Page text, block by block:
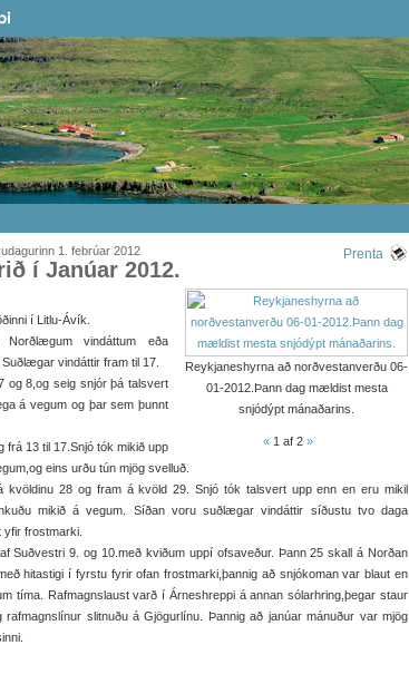
1. febrúar 2012 Prenta
í Janúar 2012.
Reykjaneshyrna að norðvestanverðu 06-
01-2012.Þann dag mældist mesta
snjódýpt mánaðarins.
« 1 af 2 »
í Litlu-Ávík.
Norðlægum vindáttum eða
vindáttir fram til 17.
og 8,og seig snjór þá talsvert
á vegum og þar sem þunnt
frá 13 til 17.Snjó tók mikið upp
eins urðu tún mjög svelluð.
kvöldinu 28 og fram á kvöld 29. Snjó tók talsvert upp enn en eru mikil
mikið á vegum. Síðan voru suðlægar vindáttir síðustu tvo daga
yfir frostmarki.
Suðvestri 9. og 10.með kviðum uppí ofsaveður. Þann 25 skall á Norðan
hitastigi í fyrstu fyrir ofan frostmarki,þannig að snjókoman var blaut en
tíma. Rafmagnslaust varð í Árneshreppi á annan sólarhring,þegar staur
slitnuðu á Gjögurlínu. Þannig að janúar mánuður var mjög